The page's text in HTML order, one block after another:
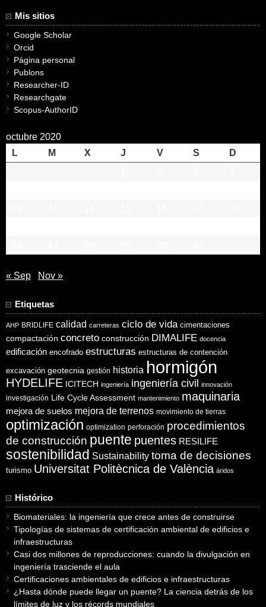
Mis sitios
Google Scholar
Orcid
Página personal
Publons
Researcher-ID
Researchgate
Scopus-AuthorID
octubre 2020
L
M X J V S
D
« Sep Nov »
Etiquetas
AHP BRIDLIFE calidad carreteras ciclo de vida cimentaciones
compactación concreto construcción DIMALIFE docencia
edificación encofrado estructuras estructuras de contención
excavación geotecnia gestión historia hormigón
HYDELIFE ICITECH ingeniería ingeniería civil innovación
investigación Life Cycle Assessment mantenimiento maquinaria
mejora de suelos mejora de terrenos movimiento de tierras
optimización optimization perforación procedimientos
de construcción puente puentes RESILIFE
sostenibilidad Sustainability toma de decisiones
turismo Universitat Politècnica de València áridos
Histórico
Biomateriales: la ingeniería que crece antes de construirse
Tipologías de sistemas de certificación ambiental de edificios e
infraestructuras
Casi dos millones de reproducciones: cuando la divulgación en
ingeniería trasciende el aula
Certificaciones ambientales de edificios e infraestructuras
¿Hasta dónde puede llegar un puente? La ciencia detrás de los
límites de luz y los récords mundiales